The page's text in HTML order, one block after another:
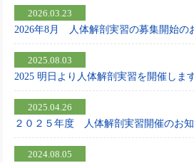
2026.03.23
2026年8月 人体解剖実習の募集開始の
2025.08.03
2025 明日より人体解剖実習を開催します
2025.04.26
２０２５年度 人体解剖実習開催のお
2024.08.05